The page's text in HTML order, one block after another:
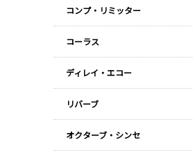
コンプ・リミッター
コーラス
ディレイ・エコー
リバーブ
オクターブ・シンセ